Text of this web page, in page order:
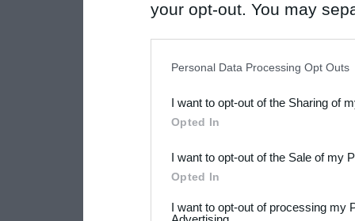
your opt-out. You may
Downstream Participants
third parties.
Please note that this
Personal Data Processing Opt Outs
I want to opt-out of the Sharing of
Opted In
I want to opt-out of the Sale of my
Opted In
I want to opt-out of processing my